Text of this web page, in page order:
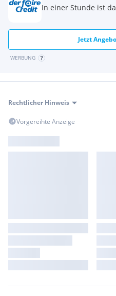
In einer Stunde ist
Jetzt
WERBUNG
Rechtlicher Hinweis
Vorgereihte Anzeige